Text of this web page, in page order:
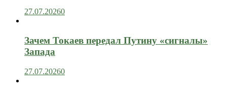
27.07.20260
Зачем Токаев передал Путину «сигналы»
Запада
27.07.20260